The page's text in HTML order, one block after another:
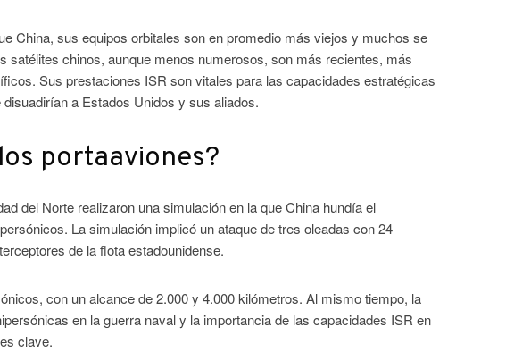
China, sus equipos orbitales son en promedio más viejos y muchos se
satélites chinos, aunque menos numerosos, son más recientes, más
Sus prestaciones ISR son vitales para las capacidades estratégicas
a Estados Unidos y sus aliados.
portaaviones?
del Norte realizaron una simulación en la que China hundía el
La simulación implicó un ataque de tres oleadas con 24
de la flota estadounidense.
con un alcance de 2.000 y 4.000 kilómetros. Al mismo tiempo, la
en la guerra naval y la importancia de las capacidades ISR en
clave.